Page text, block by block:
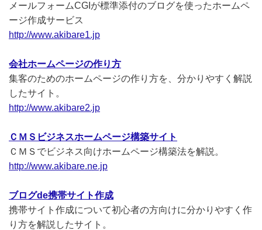
メールフォームCGIが標準添付のブログを使ったホームペ
ージ作成サービス
http://www.akibare1.jp
会社ホームページの作り方
集客のためのホームページの作り方を、分かりやすく解説
したサイト。
http://www.akibare2.jp
ＣＭＳビジネスホームページ構築サイト
ＣＭＳでビジネス向けホームページ構築法を解説。
http://www.akibare.ne.jp
ブログde携帯サイト作成
携帯サイト作成について初心者の方向けに分かりやすく作
り方を解説したサイト。